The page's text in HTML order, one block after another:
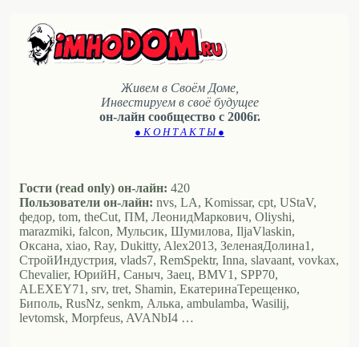
Живем в Своём Доме,
Инвестируем в своё будущее
он-лайн сообщество с 2006г.
● К О Н Т А К Т Ы ●
Гости (read only) он-лайн: 420
Пользователи он-лайн: nvs, LA, Komissar, cpt, UStaV,
федор, tom, theCut, ПМ, ЛеонидМаркович, Oliyshi,
marazmiki, falcon, Мульсик, Шумилова, IljaVlaskin,
Оксана, xiao, Ray, Dukitty, Alex2013, ЗеленаяДолина1,
СтройИндустрия, vlads7, RemSpektr, Inna, slavaant, vovkax,
Chevalier, ЮрийН, Саныч, Заец, BMV1, SPP70,
ALEXEY71, srv, tret, Shamin, ЕкатеринаТерещенко,
Биполь, RusNz, senkm, Алька, ambulamba, Wasilij,
levtomsk, Morpfeus, AVANbI4 …